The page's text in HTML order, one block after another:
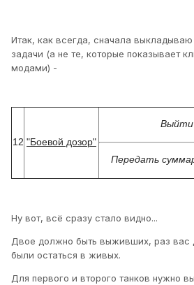
Итак, как всегда, сначала
задачи (а не те, которые показывает
модами) -
12 "Боевой дозор"
Выйти
Передать
Ну вот, всё сразу стало видно...
Двое должно быть выживших, раз вас
были остаться в живых.
Для первого и второго танков нужно